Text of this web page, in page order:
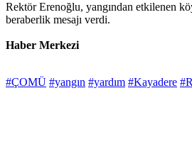
Rektör Erenoğlu, yangından etkilenen
beraberlik mesajı verdi.
Haber Merkezi
#ÇOMÜ #yangın #yardım #Kayadere